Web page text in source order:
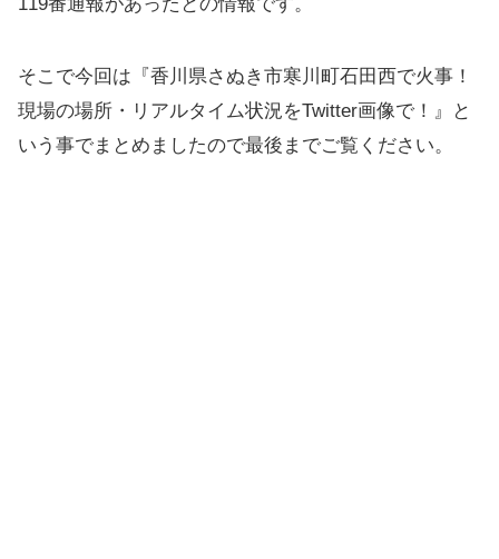
そこで今回は『香川県さぬき市寒川町石田西で火事！
現場の場所・リアルタイム状況をTwitter画像で！』と
いう事でまとめましたので最後までご覧ください。